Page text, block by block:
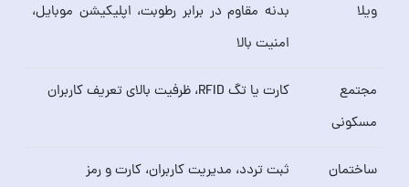
ویلا
بدنه مقاوم در برابر رطوبت، اپلیکیشن موبایل،
امنیت بالا
مجتمع
مسکونی
کارت یا تگ RFID، ظرفیت بالای تعریف کاربران
ساختمان
ثبت تردد، مدیریت کاربران، کارت و رمز